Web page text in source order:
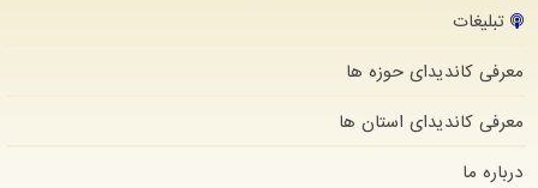
تبلیغات
معرفی کاندیدای حوزه ها
معرفی کاندیدای استان ها
درباره ما